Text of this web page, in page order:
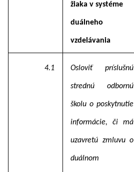
žiaka v systéme
duálneho
vzdelávania
4.1 Osloviť príslušnú
strednú odbornú
školu o poskytnutie
informácie, či má
uzavretú zmluvu o
duálnom